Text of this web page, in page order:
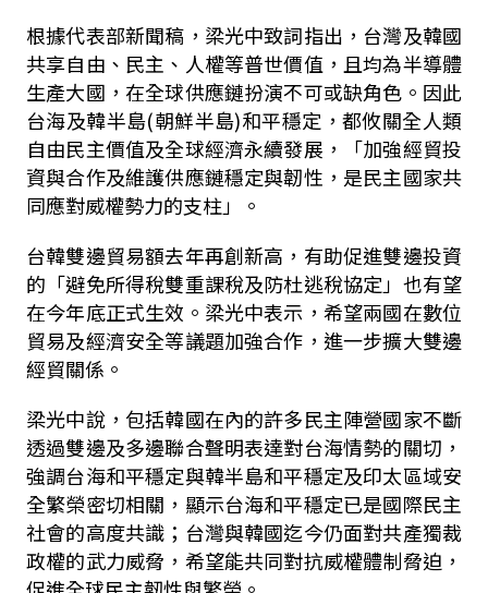
根據代表部新聞稿，梁光中致詞指出，台灣及韓國
共享自由、民主、人權等普世價值，且均為半導體
生產大國，在全球供應鏈扮演不可或缺角色。因此
台海及韓半島(朝鮮半島)和平穩定，都攸關全人類
自由民主價值及全球經濟永續發展，「加強經貿投
資與合作及維護供應鏈穩定與韌性，是民主國家共
同應對威權勢力的支柱」。
台韓雙邊貿易額去年再創新高，有助促進雙邊投資
的「避免所得稅雙重課稅及防杜逃稅協定」也有望
在今年底正式生效。梁光中表示，希望兩國在數位
貿易及經濟安全等議題加強合作，進一步擴大雙邊
經貿關係。
梁光中說，包括韓國在內的許多民主陣營國家不斷
透過雙邊及多邊聯合聲明表達對台海情勢的關切，
強調台海和平穩定與韓半島和平穩定及印太區域安
全繁榮密切相關，顯示台海和平穩定已是國際民主
社會的高度共識；台灣與韓國迄今仍面對共產獨裁
政權的武力威脅，希望能共同對抗威權體制脅迫，